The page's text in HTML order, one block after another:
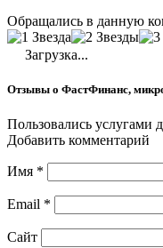
Обращались в данную
Загрузка...
Отзывы о ФастФинанс,
Пользовались услугами
Добавить комментарий
Имя *
Email *
Сайт